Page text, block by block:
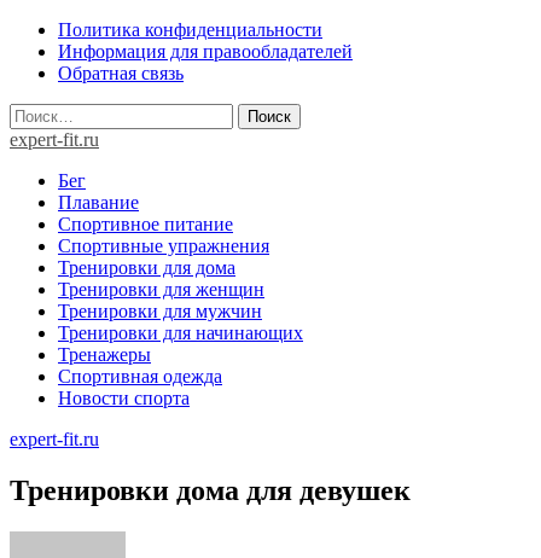
Skip
content
Политика конфиденциальности
Информация для правообладателей
Обратная связь
Найти:
expert-fit.ru
Бег
Плавание
Спортивное питание
Спортивные упражнения
Тренировки для дома
Тренировки для женщин
Тренировки для мужчин
Тренировки для начинающих
Тренажеры
Спортивная одежда
Новости спорта
expert-fit.ru
Тренировки дома для девушек